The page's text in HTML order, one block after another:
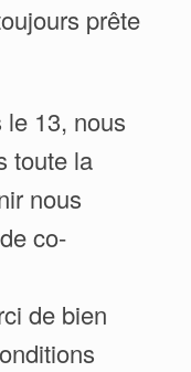
prête
13, nous
toute la
nous
co-
de bien